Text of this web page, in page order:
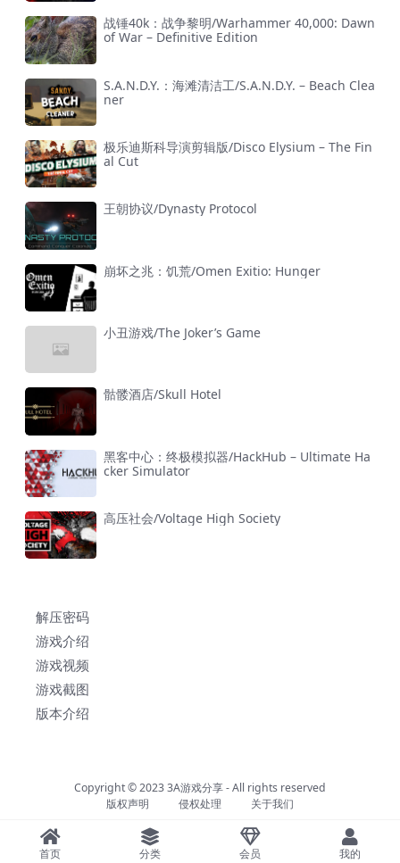
战锤40k：战争黎明/Warhammer 40,000: Dawn
of War – Definitive Edition
S.A.N.D.Y.：海滩清洁工/S.A.N.D.Y. – Beach Clea
ner
极乐迪斯科导演剪辑版/Disco Elysium – The Fin
al Cut
王朝协议/Dynasty Protocol
崩坏之兆：饥荒/Omen Exitio: Hunger
小丑游戏/The Joker’s Game
骷髅酒店/Skull Hotel
黑客中心：终极模拟器/HackHub – Ultimate Ha
cker Simulator
高压社会/Voltage High Society
解压密码
游戏介绍
游戏视频
游戏截图
版本介绍
Copyright © 20233A游戏分享- All rights reserved
版权声明
侵权处理 关于我们
首页 分类 会员 我的